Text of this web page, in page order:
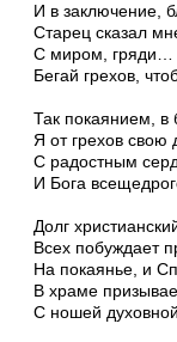
И в заключение,
Старец сказал
С миром, гряди…
Бегай грехов,
Так покаянием, в
Я от грехов свою
С радостным
И Бога
Долг
Всех побуждает
На покаянье, и
В храме
С ношей